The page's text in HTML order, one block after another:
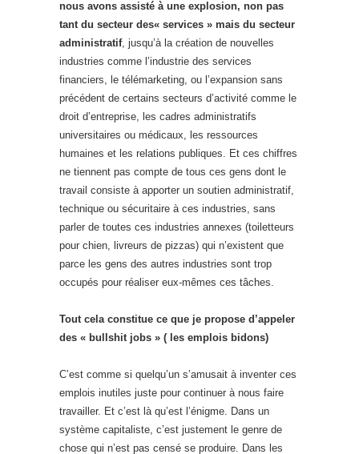
nous avons assisté à une explosion, non pas
tant du secteur des« services » mais du secteur
administratif, jusqu’à la création de nouvelles
industries comme l’industrie des services
financiers, le télémarketing, ou l’expansion sans
précédent de certains secteurs d’activité comme le
droit d’entreprise, les cadres administratifs
universitaires ou médicaux, les ressources
humaines et les relations publiques. Et ces chiffres
ne tiennent pas compte de tous ces gens dont le
travail consiste à apporter un soutien administratif,
technique ou sécuritaire à ces industries, sans
parler de toutes ces industries annexes (toiletteurs
pour chien, livreurs de pizzas) qui n’existent que
parce les gens des autres industries sont trop
occupés pour réaliser eux-mêmes ces tâches.
Tout cela constitue ce que je propose d’appeler
des « bullshit jobs » ( les emplois bidons)
C’est comme si quelqu’un s’amusait à inventer ces
emplois inutiles juste pour continuer à nous faire
travailler. Et c’est là qu’est l’énigme. Dans un
système capitaliste, c’est justement le genre de
chose qui n’est pas censé se produire. Dans les